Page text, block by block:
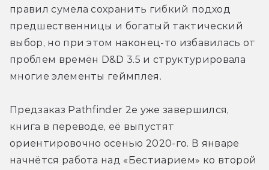
правил сумела сохранить гибкий подход
предшественницы и богатый тактический
выбор, но при этом наконец-то избавилась от
проблем времён D&D 3.5 и структурировала
многие элементы геймплея.
Предзаказ Pathfinder 2e уже завершился,
книга в переводе, её выпустят
ориентировочно осенью 2020-го. В январе
начнётся работа над «Бестиарием» ко второй